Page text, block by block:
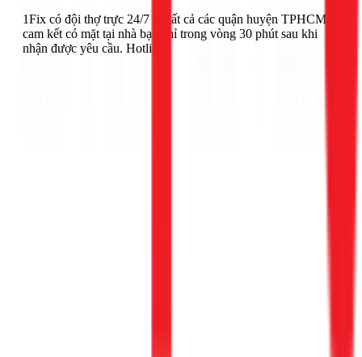
1Fix có đội thợ trực 24/7 tại tất cả các quận huyện TPHCM,
cam kết có mặt tại nhà bạn chỉ trong vòng 30 phút sau khi
nhận được yêu cầu. Hotline: